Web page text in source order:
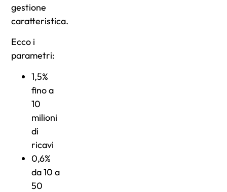
gestione
caratteristica.
Ecco i
parametri:
1,5%
fino a
10
milioni
di
ricavi
0,6%
da 10 a
50